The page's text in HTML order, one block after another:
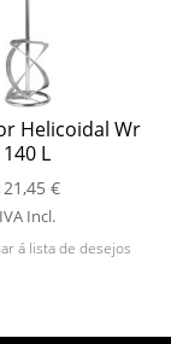
Helicoidal Wr
140 L
€
IVA Incl.
á lista de desejos